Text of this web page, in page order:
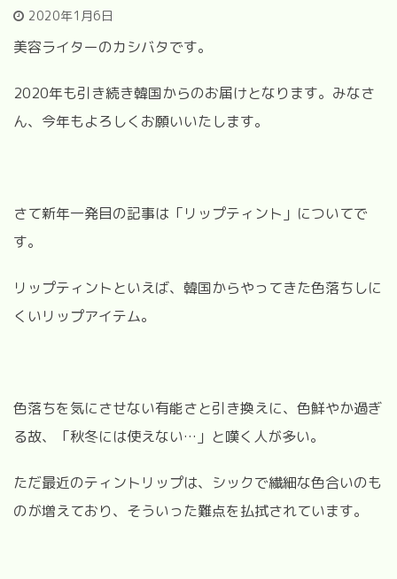
2020年1月6日
美容ライターのカシバタです。
2020年も引き続き韓国からのお届けとなります。みなさ
ん、今年もよろしくお願いいたします。
さて新年一発目の記事は「リップティント」についてで
す。
リップティントといえば、韓国からやってきた色落ちしに
くいリップアイテム。
色落ちを気にさせない有能さと引き換えに、色鮮やか過ぎ
る故、「秋冬には使えない…」と嘆く人が多い。
ただ最近のティントリップは、シックで繊細な色合いのも
のが増えており、そういった難点を払拭されています。